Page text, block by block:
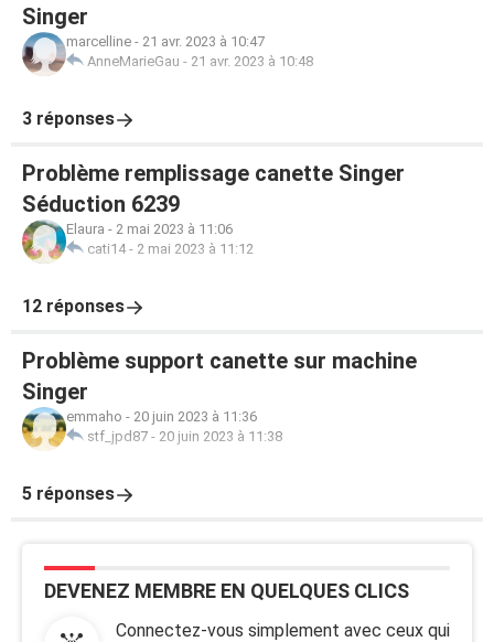
Singer
marcelline - 21 avr. 2023 à 10:47
AnneMarieGau - 21 avr. 2023 à 10:48
3 réponses
Problème remplissage canette Singer
Séduction 6239
Elaura - 2 mai 2023 à 11:06
cati14- 2 mai 2023 à 11:12
12 réponses
Problème support canette sur machine
Singer
emmaho - 20 juin 2023 à 11:36
stf_jpd87 - 20 juin 2023 à 11:38
5 réponses
DEVENEZ MEMBRE EN QUELQUES CLICS
Connectez-vous simplement avec ceux qui